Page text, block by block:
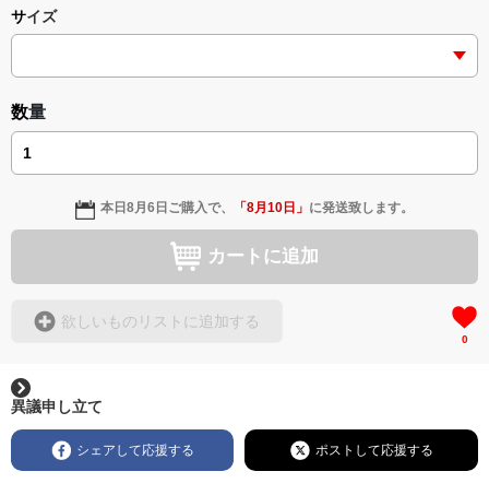
サイズ
数量
本日8月6日 ご購入で、 「8月10日 」 に発送致します。
カートに追加
欲しいものリストに追加する
0
異議申し立て
シェアして応援する ポストして応援する